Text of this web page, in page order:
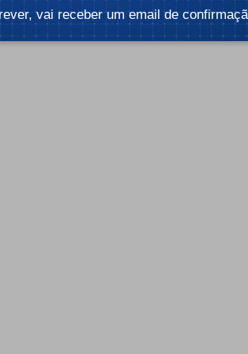
Por:Gustavo Dias
vai receber um email de